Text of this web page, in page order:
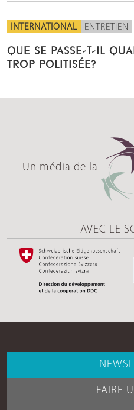
INTERNATIONAL ENTRETIEN
QUE SE PASSE-T-IL
TROP POLITISÉE?
Un média de la
AVEC LE
FAIRE